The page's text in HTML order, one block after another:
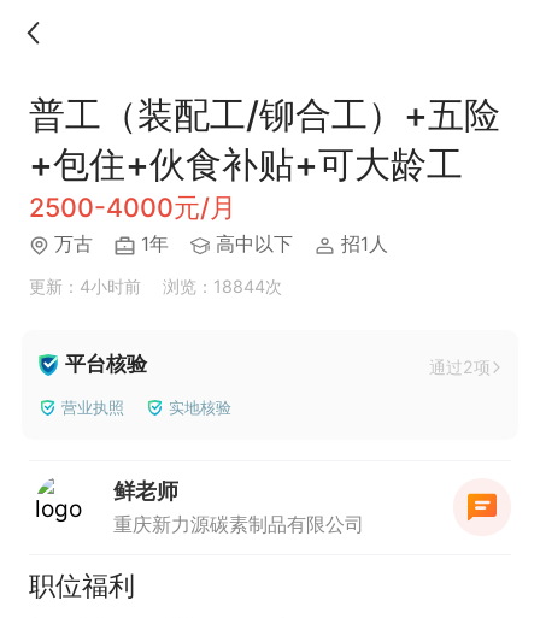
普工（装配工/铆合工）+五险
+包住+伙食补贴+可大龄工
2500-4000元/月
万古 1年 高中以下 招1人
更新：4小时前 浏览：18844次
平台核验 通过2项
营业执照 实地核验
鲜老师
重庆新力源碳素制品有限公司
职位福利